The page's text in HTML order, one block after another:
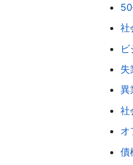
社
失
異
社
オ
債